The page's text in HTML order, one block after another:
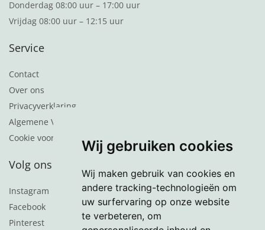
Wij gebruiken cookies
Wij maken gebruik van cookies en
andere tracking-technologieën om
uw surfervaring op onze website
te verbeteren, om
Donderdag 08:00 uur – 17:00 uur
Vrijdag 08:00 uur – 12:15 uur
Service
Contact
Over ons
Privacyverklaring
Algemene Voorwaarden
Cookie voorkeuren
Volg ons
Instagram
Facebook
Pinterest